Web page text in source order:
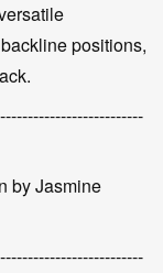
positions,
by Jasmine